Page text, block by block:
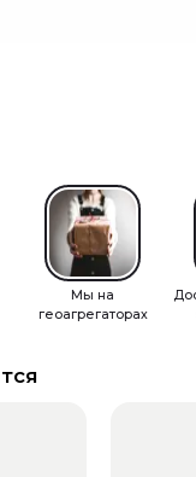
Мы на
геоагрегаторах